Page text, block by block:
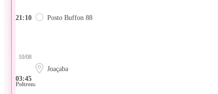
21:10 Posto Buffon 88
03:45
10/08
Joaçaba
Poltrona